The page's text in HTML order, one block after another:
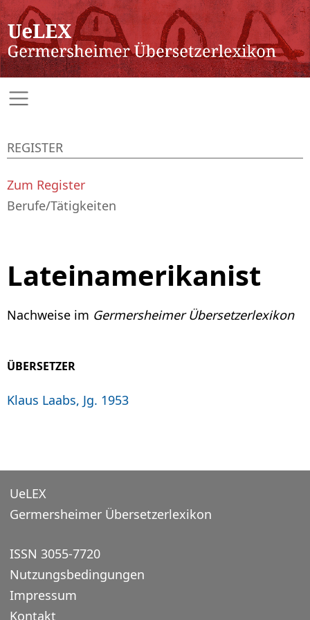
Lateinamerikanist
Nachweise im Germersheimer Übersetzerlexikon
ÜBERSETZER
Klaus Laabs, Jg. 1953
REGISTER
Zum Register
Berufe/Tätigkeiten
UeLEX
Germersheimer Übersetzerlexikon
ISSN 3055-7720
Nutzungsbedingungen
Impressum
Kontakt